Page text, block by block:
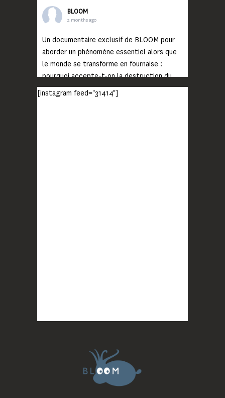
BLOOM
2 months ago
Un documentaire exclusif de BLOOM pour
aborder un phénomène essentiel alors que
le monde se transforme en fournaise :
pourquoi accepte-t-on la destruction du
monde ?
[instagram feed="31414"]